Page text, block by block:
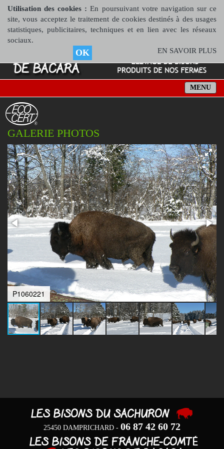
Utilisation des cookies :En poursuivant votre navigation sur ce
site, vous acceptez le traitement de cookies destinés à des usages
statistiques, publicitaires, techniques et en lien avec les réseaux
sociaux.
OK EN SAVOIR PLUS
MENU
GALERIE PHOTOS
P1060221
25450 DAMPRICHARD - 06 87 42 60 72